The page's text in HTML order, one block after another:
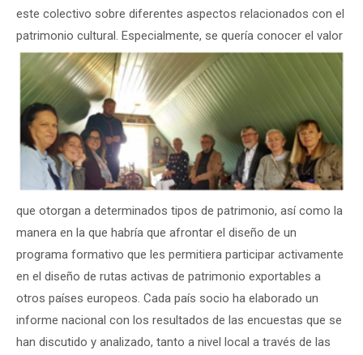
este colectivo sobre diferentes aspectos relacionados con el
patrimonio cultural. Especialmente, se quería conocer el valor
que otorgan a determinados tipos de patrimonio, así como la
manera en la que habría que afrontar el diseño de un
programa formativo que les permitiera participar activamente
en el diseño de rutas activas de patrimonio exportables a
otros países europeos. Cada país socio ha elaborado un
informe nacional con los resultados de las encuestas que se
han discutido y analizado, tanto a nivel local a través de las